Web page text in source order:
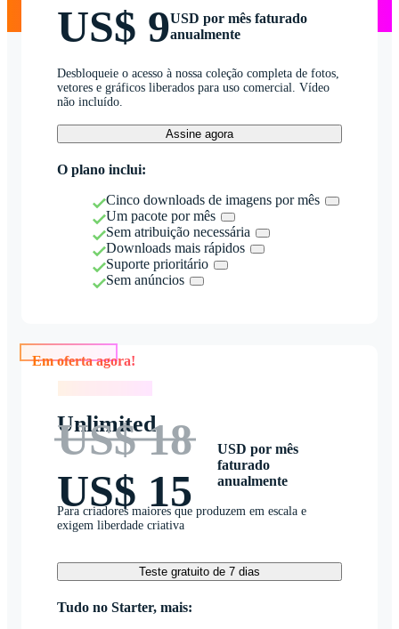
US$ 9USD por mês faturado
anualmente
Desbloqueie o acesso à nossa coleção completa de fotos,
vetores e gráficos liberados para uso comercial. Vídeo
não incluído.
Assine agora
O plano inclui:
Cinco downloads de imagens por mês
Um pacote por mês
Sem atribuição necessária
Downloads mais rápidos
Suporte prioritário
Sem anúncios
Unlimited
US$ 18
US$ 15
USD por mês
faturado
anualmente
Para criadores maiores que produzem em escala e
exigem liberdade criativa
Teste gratuito de 7 dias
Tudo no Starter, mais: